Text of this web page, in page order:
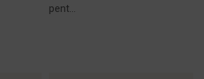
pent...